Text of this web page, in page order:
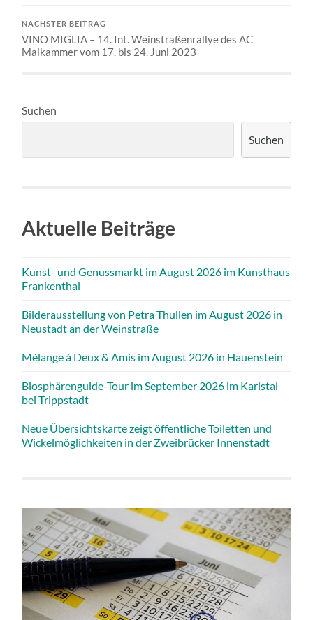
NÄCHSTER BEITRAG
VINO MIGLIA – 14. Int. Weinstraßenrallye des AC
Maikammer vom 17. bis 24. Juni 2023
Suchen
Suchen
Aktuelle Beiträge
Kunst- und Genussmarkt im August 2026 im Kunsthaus
Frankenthal
Bilderausstellung von Petra Thullen im August 2026 in
Neustadt an der Weinstraße
Mélange à Deux & Amis im August 2026 in Hauenstein
Biosphärenguide-Tour im September 2026 im Karlstal
bei Trippstadt
Neue Übersichtskarte zeigt öffentliche Toiletten und
Wickelmöglichkeiten in der Zweibrücker Innenstadt